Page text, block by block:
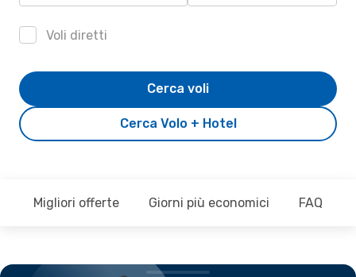
Voli diretti
Cerca Volo + Hotel
Cerca voli
Migliori offerte Giorni più economici FAQ